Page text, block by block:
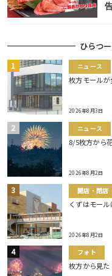
ひらつ
ニュース
枚方モール
2026年8月3日
ニュース
8/5枚方から
2026年8月2日
開店・閉店
くずはモー
2026年8月2日
フォト
枚方から見た